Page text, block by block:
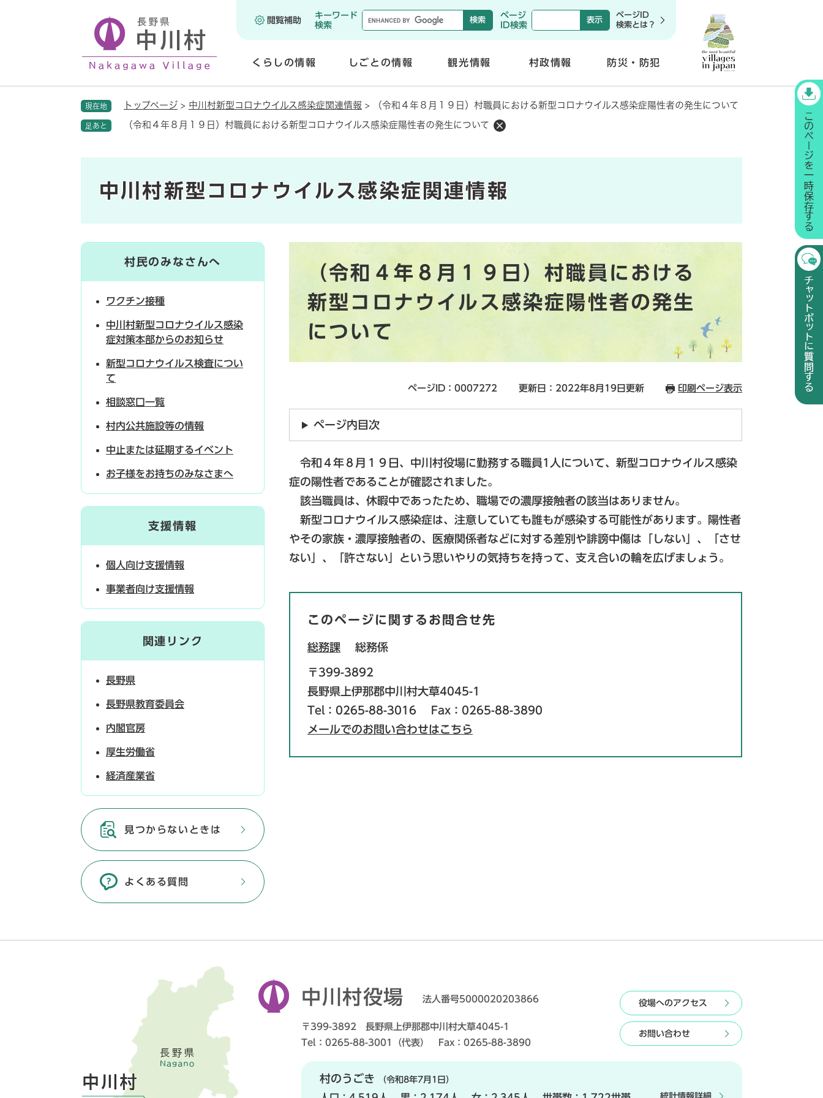
メニューを飛ばして本文へ
閲覧補助
キーワード
検索
ページ
ID検索
ページID
検索とは？
くらしの情報
く
しごとの情報
く
観光情報 村政情報
く
防災・防犯
く
現在地 トップページ > 中川村新型コロナウイルス感染症関連情報 > （令和４年８月１９日）村職員における新型コロナウイルス感染症陽性者の発生について
足あと （令和４年８月１９日）村職員における新型コロナウイルス感染症陽性者の発生について
中川村新型コロナウイルス感染症関連情報
（令和４年８月１９日）村職員における
新型コロナウイルス感染症陽性者の発生
について
ページID：0007272 更新日：2022年8月19日更新 印刷ページ表示
ページ内目次
令和４年８月１９日、中川村役場に勤務する職員1人について、新型コロナウイルス感染
症の陽性者であることが確認されました。
該当職員は、休暇中であったため、職場での濃厚接触者の該当はありません。
新型コロナウイルス感染症は、注意していても誰もが感染する可能性があります。陽性者
やその家族・濃厚接触者の、医療関係者などに対する差別や誹謗中傷は「しない」、「させ
ない」、「許さない」という思いやりの気持ちを持って、支え合いの輪を広げましょう。
このページに関するお問合せ先
総務課 総務係
〒399-3892
長野県上伊那郡中川村大草4045-1
Tel：0265-88-3016
Fax：0265-88-3890
メールでのお問い合わせはこちら
村民のみなさんへ
ワクチン接種
中川村新型コロナウイルス感染
症対策本部からのお知らせ
新型コロナウイルス検査につい
て
相談窓口一覧
村内公共施設等の情報
中止または延期するイベント
お子様をお持ちのみなさまへ
支援情報
個人向け支援情報
事業者向け支援情報
関連リンク
長野県
長野県教育委員会
内閣官房
厚生労働省
経済産業省
見つからないときは
よくある質問
中川村役場 法人番号5000020203866
〒399-3892 長野県上伊那郡中川村大草4045-1
Tel：0265-88-3001（代表） Fax：0265-88-3890
役場へのアクセス
お問い合わせ
村のうごき （令和8年7月1日）
統計情報詳細